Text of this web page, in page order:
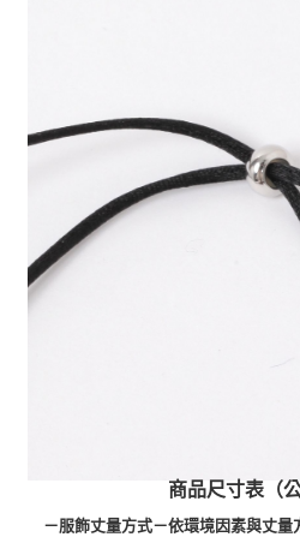
商品尺寸表（公
－服飾丈量方式－依環境因素與丈